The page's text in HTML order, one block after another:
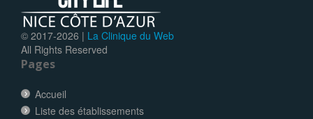
© 2017-2026 | La Clinique du Web
All Rights Reserved
Pages
Accueil
Liste des établissements